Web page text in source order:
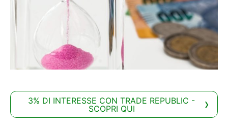
3% DI INTERESSE CON TRADE REPUBLIC -
SCOPRI QUI